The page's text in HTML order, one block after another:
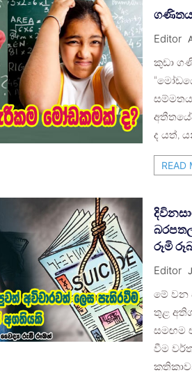
ගණිතය
Editor
කුඩා
සම්මතය
ද යත්,
READ
රූමි
Editor
මේ වන
තුළ
සමඟම
වීම